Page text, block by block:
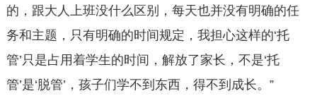
的，跟大人上班没什么区别，每天也并没有明确的任
务和主题，只有明确的时间规定，我担心这样的‘托
管’只是占用着学生的时间，解放了家长，不是‘托
管’是‘脱管’，孩子们学不到东西，得不到成长。”